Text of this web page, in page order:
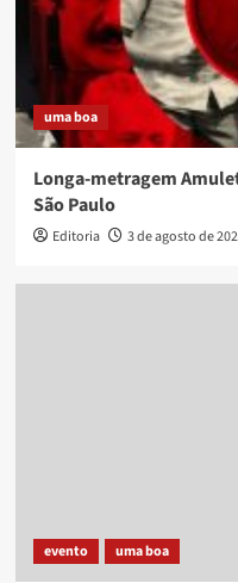
uma boa
Longa-metragem
São Paulo
Editoria 3 de agosto de
evento uma boa